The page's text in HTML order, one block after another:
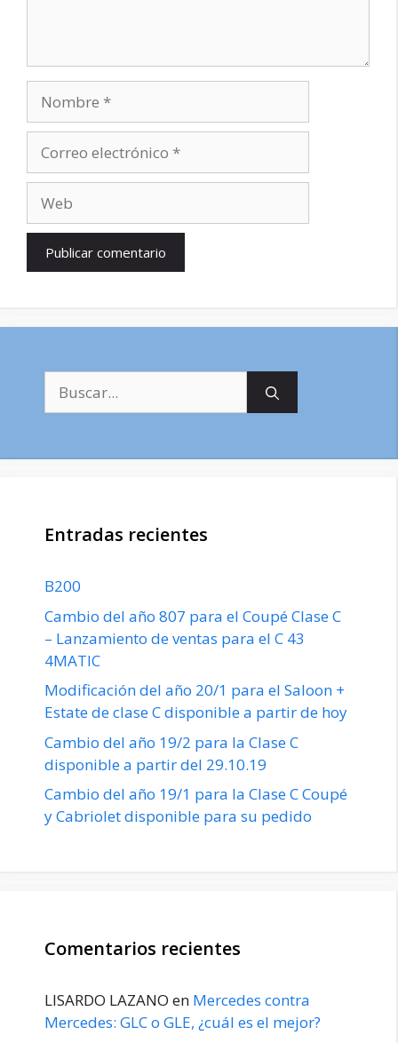
electrónico
Entradas recientes
B200
Cambio del año 807 para el Coupé Clase C
– Lanzamiento de ventas para el C 43
4MATIC
Modificación del año 20/1 para el Saloon +
Estate de clase C disponible a partir de hoy
Cambio del año 19/2 para la Clase C
disponible a partir del 29.10.19
Cambio del año 19/1 para la Clase C Coupé
y Cabriolet disponible para su pedido
Comentarios recientes
LISARDO LAZANO en Mercedes contra
Mercedes: GLC o GLE, ¿cuál es el mejor?